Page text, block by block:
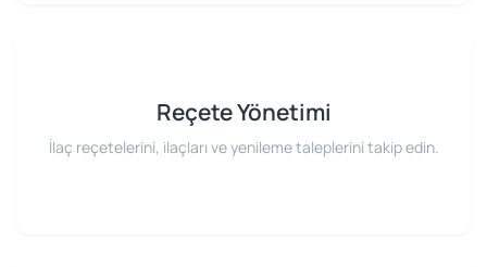
Reçete Yönetimi
İlaç reçetelerini, ilaçları ve yenileme taleplerini takip edin.